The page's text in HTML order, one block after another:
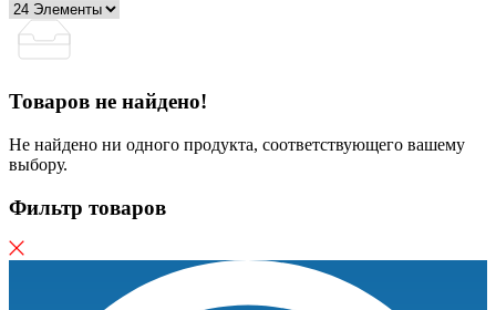
Товаров не найдено!
Не найдено ни одного продукта, соответствующего вашему
выбору.
Фильтр товаров